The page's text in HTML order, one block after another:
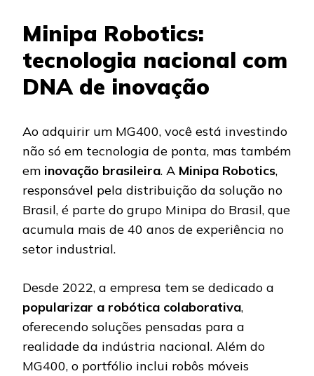
Minipa Robotics:
tecnologia nacional com
DNA de inovação
Ao adquirir um MG400, você está investindo
não só em tecnologia de ponta, mas também
em inovação brasileira. A Minipa Robotics,
responsável pela distribuição da solução no
Brasil, é parte do grupo Minipa do Brasil, que
acumula mais de 40 anos de experiência no
setor industrial.
Desde 2022, a empresa tem se dedicado a
popularizar a robótica colaborativa,
oferecendo soluções pensadas para a
realidade da indústria nacional. Além do
MG400, o portfólio inclui robôs móveis